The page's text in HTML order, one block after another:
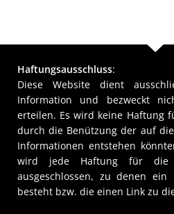
Haftungsausschluss:
Diese Website dient
Information und bezweckt
erteilen. Es wird keine Haftung
durch die Benützung der auf
Informationen entstehen
wird jede Haftung für die
ausgeschlossen, zu denen
besteht bzw. die einen Link zu